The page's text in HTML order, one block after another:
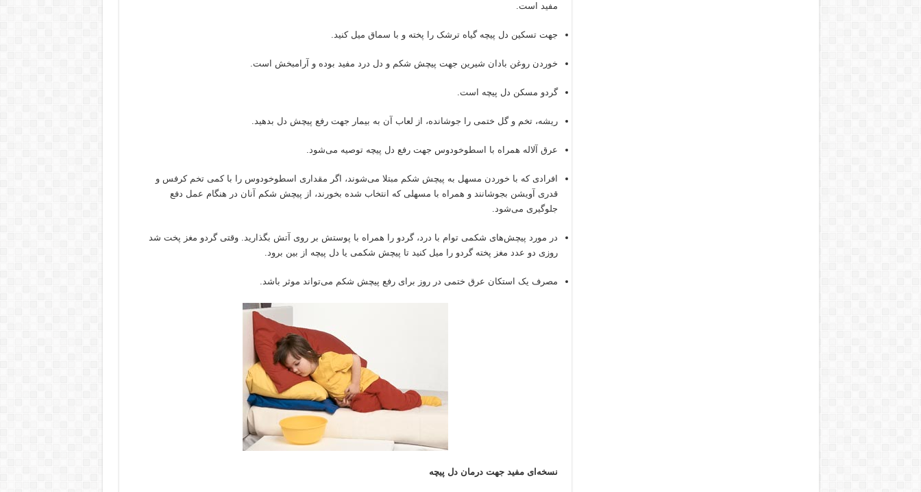
مفید است.
جهت تسکین دل پیچه گیاه ترشک را پخته و با سماق میل کنید.
خوردن روغن بادان شیرین جهت پیچش شکم و دل درد مفید بوده و آرامبخش است.
گردو مسکن دل پیچه است.
ریشه، تخم و گل ختمی را جوشانده، از لعاب آن به بیمار جهت رفع پیچش دل بدهید.
عرق آلاله همراه با اسطوخودوس جهت رفع دل پیچه توصیه می‌شود.
افرادی که با خوردن مسهل به پیچش شکم مبتلا می‌شوند، اگر مقداری اسطوخودوس را با کمی تخم کرفس و
قدری آویشن بجوشانند و همراه با مسهلی که انتخاب شده بخورند، از پیچش شکم آنان در هنگام عمل دفع
جلوگیری می‌شود.
در مورد پیچش‌های شکمی توام با درد، گردو را همراه با پوستش بر روی آتش بگذارید. وقتی گردو مغز پخت شد
روزی دو عدد مغز پخته گردو را میل کنید تا پیچش شکمی یا دل پیچه از بین برود.
مصرف یک استکان عرق ختمی در روز برای رفع پیچش شکم می‌تواند موثر باشد.
نسخه‌ای مفید جهت درمان دل پیچه